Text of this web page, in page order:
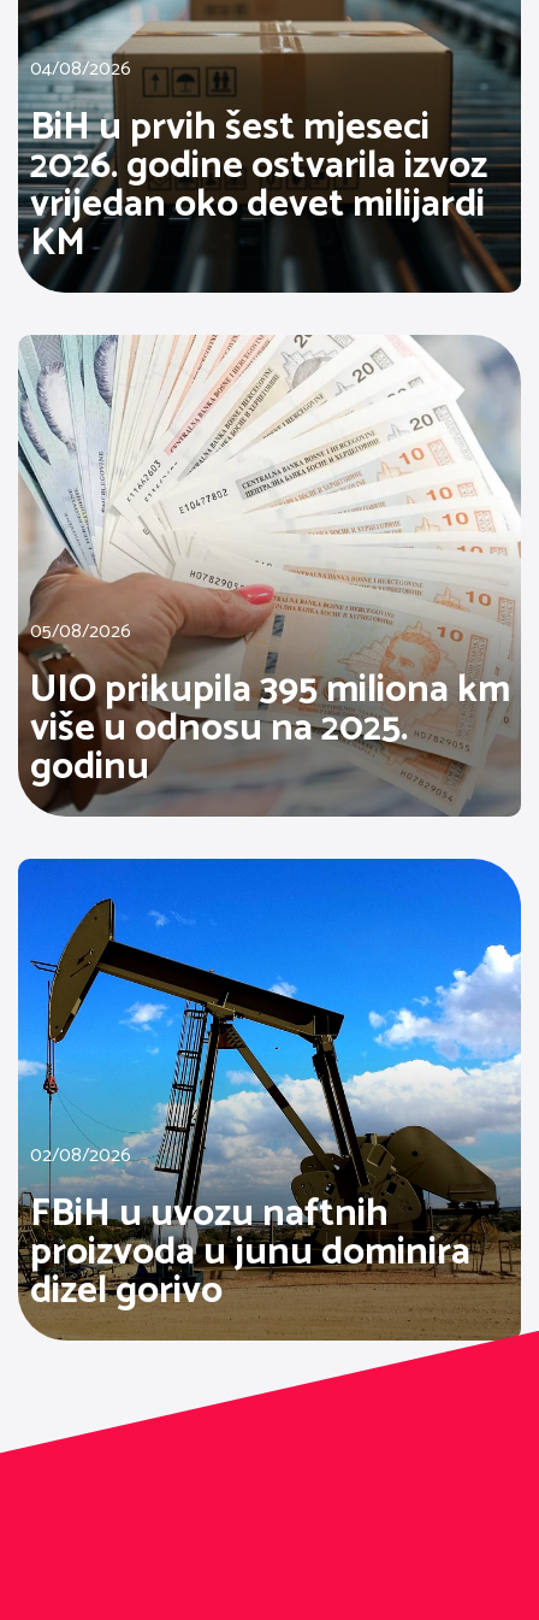
04/08/2026
BiH u prvih šest mjeseci
2026. godine ostvarila izvoz
vrijedan oko devet milijardi
KM
05/08/2026
UIO prikupila 395 miliona km
više u odnosu na 2025.
godinu
02/08/2026
FBiH u uvozu naftnih
proizvoda u junu dominira
dizel gorivo